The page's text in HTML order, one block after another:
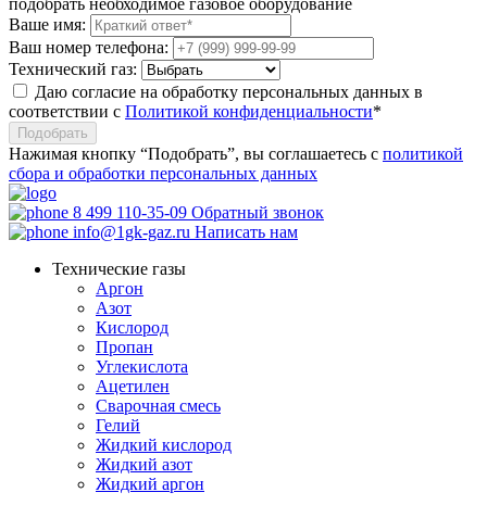
подобрать необходимое газовое оборудование
Ваше имя:
Ваш номер телефона:
Технический газ:
Даю согласие на обработку персональных данных в
соответствии с Политикой конфиденциальности*
Подобрать
Нажимая кнопку “Подобрать”, вы соглашаетесь с политикой
сбора и обработки персональных данных
8 499 110-35-09 Обратный звонок
info@1gk-gaz.ru Написать нам
Технические газы
Аргон
Азот
Кислород
Пропан
Углекислота
Ацетилен
Сварочная смесь
Гелий
Жидкий кислород
Жидкий азот
Жидкий аргон